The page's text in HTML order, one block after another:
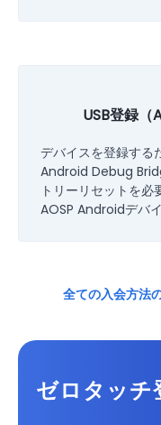
USB登録
デバイスを登録する
Android Debug
トリーリセットを
AOSP Androidデバ
全ての入会方法
ゼロタッチ